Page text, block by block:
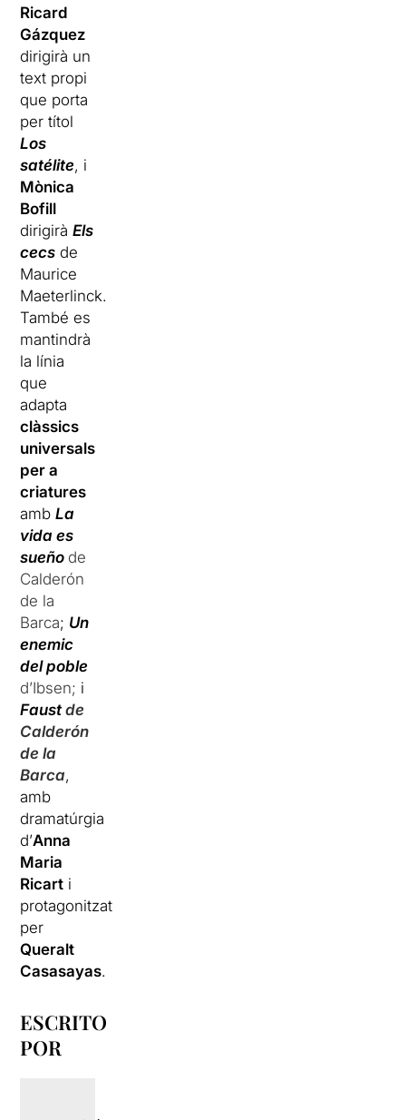
Ricard
Gázquez
dirigirà un
text propi
que porta
per títol
Los
satélite, i
Mònica
Bofill
dirigiràEls
cecs de
Maurice
Maeterlinck.
També es
mantindrà
la línia
que
adapta
clàssics
universals
per a
criatures
ambLa
vida es
sueño de
Calderón
de la
Barca; Un
enemic
del poble
d’Ibsen; i
Faust de
Calderón
de la
Barca,
amb
dramatúrgia
d’Anna
Maria
Ricart i
protagonitzat
per
Queralt
Casasayas.
ESCRITO
POR